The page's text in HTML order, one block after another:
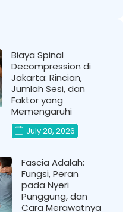
Biaya Spinal
Decompression di
Jakarta: Rincian,
Jumlah Sesi, dan
Faktor yang
Memengaruhi
July 28, 2026
Fascia Adalah:
Fungsi, Peran
pada Nyeri
Punggung, dan
Cara Merawatnya